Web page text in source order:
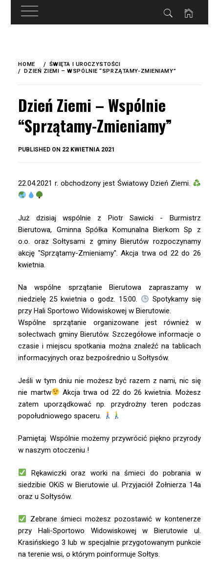
treści
content
HOME
ŚWIĘTA I UROCZYSTOŚCI
DZIEŃ ZIEMI – WSPÓLNIE “SPRZĄTAMY-ZMIENIAMY”
Dzień Ziemi – Wspólnie
“Sprzątamy-Zmieniamy”
PUBLISHED ON 22 KWIETNIA 2021
22.04.2021 r. obchodzony jest Światowy Dzień Ziemi.
Już dzisiaj wspólnie z Piotr Sawicki - Burmistrz
Bierutowa, Gminna Spółka Komunalna Bierkom Sp z
o.o.
oraz Sołtysami z gminy Bierutów rozpoczynamy
akcję "Sprzątamy-Zmieniamy". Akcja trwa od 22 do 26
kwietnia.
Na wspólne sprzątanie Bierutowa zapraszamy w
niedzielę 25 kwietnia o godz. 15:00.
Spotykamy się
przy Hali Sportowo Widowiskowej w Bierutowie.
Wspólne sprzątanie organizowane jest również w
sołectwach gminy Bierutów. Szczegółowe informacje o
czasie i miejscu spotkania można znaleźć na tablicach
informacyjnych oraz bezpośrednio u Sołtysów.
Jeśli w tym dniu nie możesz być razem z nami, nic się
nie martw
Akcja trwa od 22 do 26 kwietnia. Możesz
zatem uporządkować np. przydrożny teren podczas
popołudniowego spaceru.
Pamiętaj. Wspólnie możemy przywrócić piękno przyrody
w naszym otoczeniu !
Rękawiczki oraz worki na śmieci do pobrania w
siedzibie OKiS w Bierutowie ul. Przyjaciół Żołnierza 14a
oraz u Sołtysów.
Zebrane śmieci możesz pozostawić w kontenerze
przy Hali-Sportowo Widowiskowej w Bierutowie ul.
Krasińskiego 3 lub w specjalnie przygotowanym punkcie
na terenie wsi, o którym poinformuje Sołtys.